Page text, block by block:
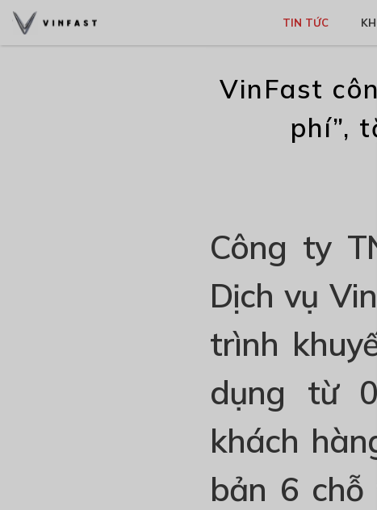
TIN TỨC
VinFast
phí”,
Công ty
Dịch vụ
trình
dụng từ
khách
bản 6